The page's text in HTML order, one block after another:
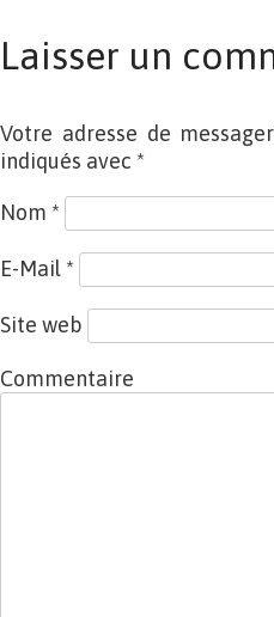
Laisser un
Votre adresse de
indiqués avec *
Nom *
E-Mail *
Site web
Commentaire